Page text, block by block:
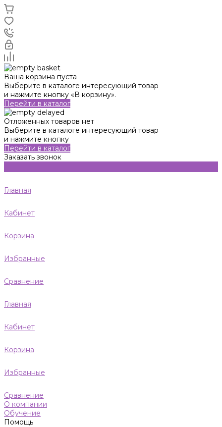
Ваша корзина пуста
Выберите в каталоге интересующий товар
и нажмите кнопку «В корзину».
Перейти в каталог
Отложенных товаров нет
Выберите в каталоге интересующий товар
и нажмите кнопку
Перейти в каталог
Заказать звонок
Главная
Кабинет
Корзина
Избранные
Сравнение
Главная
Кабинет
Корзина
Избранные
Сравнение
О компании
Обучение
Помощь